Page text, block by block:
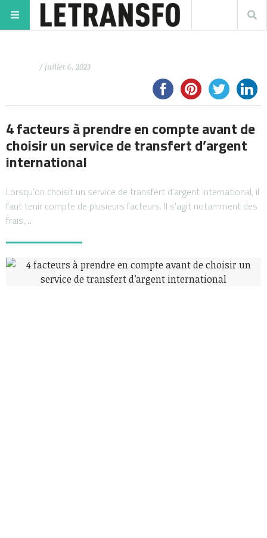
/ juillet 6, 2023
4 facteurs à prendre en compte avant de
choisir un service de transfert d’argent
international
Lorsqu’on choisit un service de transfert d’argent international, il
faut tenir compte de plusieurs facteurs. Il s’agit notamment des
frais,…